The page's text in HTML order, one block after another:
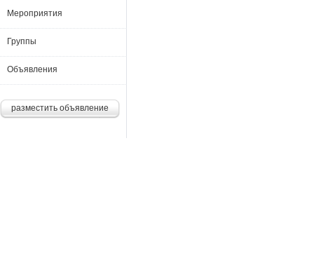
Мероприятия
Группы
Объявления
разместить объявление